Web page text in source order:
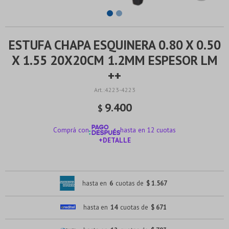
ESTUFA CHAPA ESQUINERA 0.80 X 0.50
X 1.55 20X20CM 1.2MM ESPESOR LM
++
4223-4223
$ 9.400
Comprá con
hasta en 12 cuotas
+DETALLE
hasta en 6 cuotas de $ 1.567
hasta en 14 cuotas de $ 671